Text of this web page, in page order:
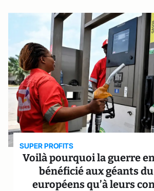
SUPER PROFITS
Voilà pourquoi la guerre
bénéficié aux géants
européens qu’à leurs